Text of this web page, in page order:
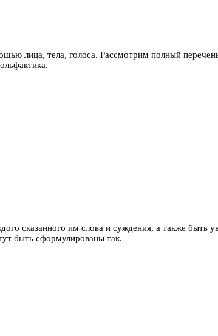
лица, тела, голоса. Рассмотрим полный
сказанного им слова и суждения, а также
быть сформулированы так.